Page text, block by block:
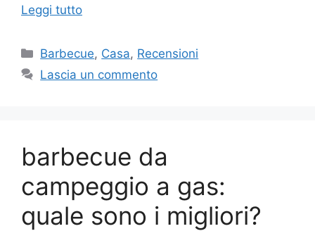
Leggi tutto
Categorie
Barbecue, Casa, Recensioni
Lascia un commento
barbecue da
campeggio a gas:
quale sono i migliori?